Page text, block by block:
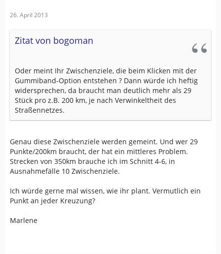
26. April 2013
Zitat von bogoman
Oder meint Ihr Zwischenziele, die beim Klicken mit der
Gummiband-Option entstehen ? Dann würde ich heftig
widersprechen, da braucht man deutlich mehr als 29
Stück pro z.B. 200 km, je nach Verwinkeltheit des
Straßennetzes.
Genau diese Zwischenziele werden gemeint. Und wer 29
Punkte/200km braucht, der hat ein mittleres Problem.
Strecken von 350km brauche ich im Schnitt 4-6, in
Ausnahmefälle 10 Zwischenziele.
Ich würde gerne mal wissen, wie ihr plant. Vermutlich ein
Punkt an jeder Kreuzung?
Marlene